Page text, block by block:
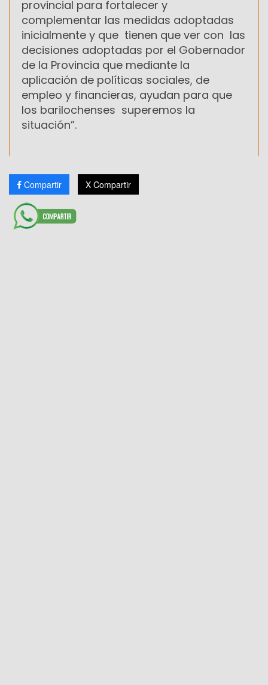
provincial para fortalecer y
complementar las medidas adoptadas
inicialmente y que tienen que ver con las
decisiones adoptadas por el Gobernador
de la Provincia que mediante la
aplicación de políticas sociales, de
empleo y financieras, ayudan para que
los barilochenses superemos la
situación”.
Compartir X Compartir